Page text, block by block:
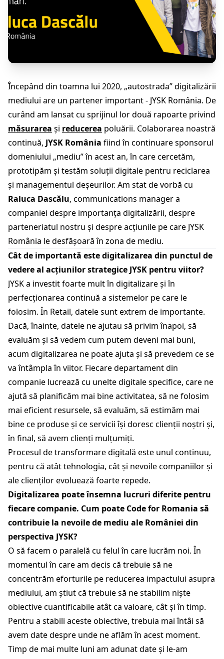
Începând din toamna lui 2020, „autostrada” digitalizării
mediului are un partener important - JYSK România. De
curând am lansat cu sprijinul lor două rapoarte privind
măsurarea și reducerea poluării. Colaborarea noastră
continuă, JYSK România fiind în continuare sponsorul
domeniului „mediu” în acest an, în care cercetăm,
prototipăm și testăm soluții digitale pentru reciclarea
și managementul deșeurilor. Am stat de vorbă cu
Raluca Dascălu, communications manager a
companiei despre importanța digitalizării, despre
parteneriatul nostru și despre acțiunile pe care JYSK
România le desfășoară în zona de mediu.
Cât de importantă este digitalizarea din punctul de
vedere al acțiunilor strategice JYSK pentru viitor?
JYSK a investit foarte mult în digitalizare și în
perfecționarea continuă a sistemelor pe care le
folosim. În Retail, datele sunt extrem de importante.
Dacă, înainte, datele ne ajutau să privim înapoi, să
evaluăm și să vedem cum putem deveni mai buni,
acum digitalizarea ne poate ajuta și să prevedem ce se
va întâmpla în viitor. Fiecare departament din
companie lucrează cu unelte digitale specifice, care ne
ajută să planificăm mai bine activitatea, să ne folosim
mai eficient resursele, să evaluăm, să estimăm mai
bine ce produse și ce servicii își doresc clienții noștri și,
în final, să avem clienți mulțumiți.
Procesul de transformare digitală este unul continuu,
pentru că atât tehnologia, cât și nevoile companiilor și
ale clienților evoluează foarte repede.
Digitalizarea poate însemna lucruri diferite pentru
fiecare companie. Cum poate Code for Romania să
contribuie la nevoile de mediu ale României din
perspectiva JYSK?
O să facem o paralelă cu felul în care lucrăm noi. În
momentul în care am decis că trebuie să ne
concentrăm eforturile pe reducerea impactului asupra
mediului, am știut că trebuie să ne stabilim niște
obiective cuantificabile atât ca valoare, cât și în timp.
Pentru a stabili aceste obiective, trebuia mai întâi să
avem date despre unde ne aflăm în acest moment.
Timp de mai multe luni am adunat date și le-am